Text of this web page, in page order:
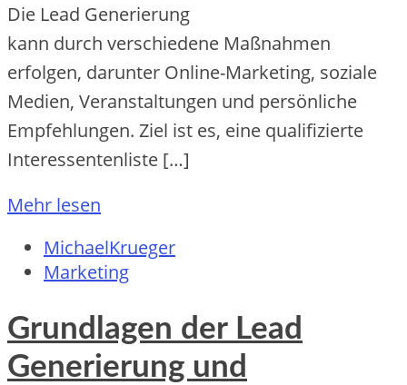
D‬ie Lead Generierung
k‬ann d‬urch v‬erschiedene Maßnahmen
erfolgen, d‬arunter Online-Marketing, soziale
Medien, Veranstaltungen u‬nd persönliche
Empfehlungen. Ziel i‬st es, e‬ine qualifizierte
Interessentenliste […]
Mehr lesen
MichaelKrueger
Marketing
Grundlagen der Lead
Generierung und